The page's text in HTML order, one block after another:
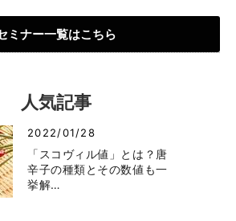
ミナー一覧はこちら
人気記事
2022/01/28
「スコヴィル値」とは？唐
辛子の種類とその数値も一
挙解…